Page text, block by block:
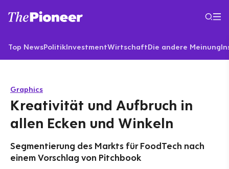
Top NewsPolitikInvestmentWirtschaftDie andere Meinung
Graphics
Kreativität und Aufbruch in
allen Ecken und Winkeln
Segmentierung des Markts für FoodTech nach
einem Vorschlag von Pitchbook